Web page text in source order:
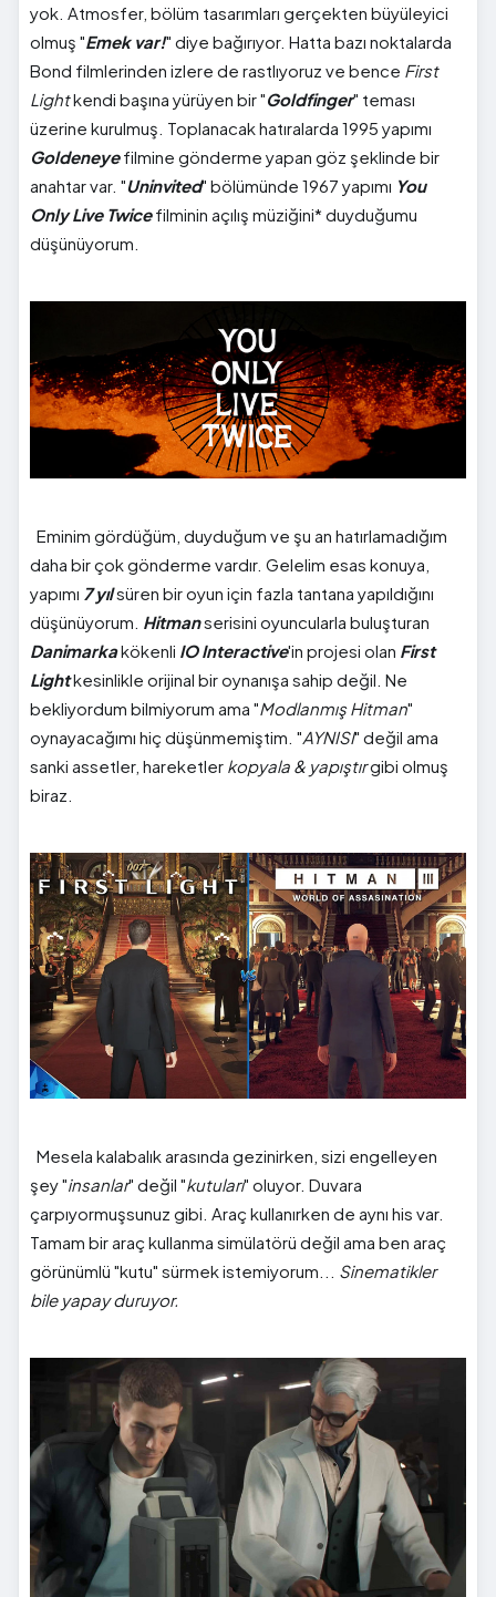
yok. Atmosfer, bölüm tasarımları gerçekten büyüleyici
olmuş "Emek var!" diye bağırıyor. Hatta bazı noktalarda
Bond filmlerinden izlere de rastlıyoruz ve bence First
Lightkendi başına yürüyen bir "Goldfinger" teması
üzerine kurulmuş. Toplanacak hatıralarda 1995 yapımı
Goldeneyefilmine gönderme yapan göz şeklinde bir
anahtar var. "Uninvited" bölümünde 1967 yapımı You
Only Live Twicefilminin açılış müziğini* duyduğumu
düşünüyorum.
Eminim gördüğüm, duyduğum ve şu an hatırlamadığım
daha bir çok gönderme vardır. Gelelim esas konuya,
yapımı 7 yılsüren bir oyun için fazla tantana yapıldığını
düşünüyorum. Hitmanserisini oyuncularla buluşturan
Danimarkakökenli IO Interactive'in projesi olan First
Lightkesinlikle orijinal bir oynanışa sahip değil. Ne
bekliyordum bilmiyorum ama "Modlanmış Hitman"
oynayacağımı hiç düşünmemiştim. "AYNISI" değil ama
sanki assetler, hareketler kopyala & yapıştırgibi olmuş
biraz.
Mesela kalabalık arasında gezinirken, sizi engelleyen
şey "insanlar" değil "kutuları" oluyor. Duvara
çarpıyormuşsunuz gibi. Araç kullanırken de aynı his var.
Tamam bir araç kullanma simülatörü değil ama ben araç
görünümlü "kutu" sürmek istemiyorum... Sinematikler
bile yapay duruyor.